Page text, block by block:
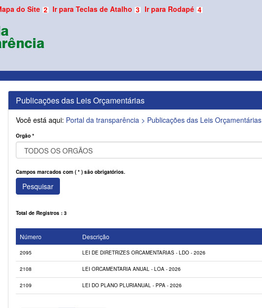
do Site 2 Ir para Teclas de Atalho 3 Ir para Rodapé 4
Publicações das Leis Orçamentárias
Você está aqui: Portal da transparência > Publicações das Leis Orçamentárias
Orgão *
Campos marcados com ( * ) são obrigatórios.
Pesquisar
Total de Registros : 3
Número Descrição
2095 LEI DE DIRETRIZES ORCAMENTARIAS - LDO - 2026
2108 LEI ORCAMENTARIA ANUAL - LOA - 2026
2109 LEI DO PLANO PLURIANUAL - PPA - 2026